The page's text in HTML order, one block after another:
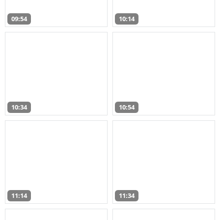
09:54 10:14
10:34 10:54
11:14 11:34